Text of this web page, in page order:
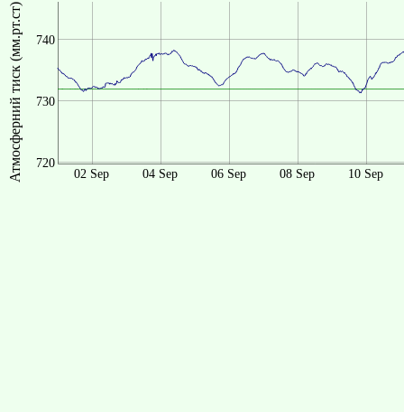
Атмосферний тиск (мм.рт.ст) 720
730
740
02 Sep 04 Sep 06 Sep 08 Sep 10 Sep